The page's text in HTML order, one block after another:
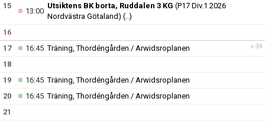
15
13:00
Utsiktens BK borta, Ruddalen 3 KG (P17 Div.1 2026
Nordvästra Götaland) (..)
16
v.34
17 16:45Träning, Thordéngården / Arwidsroplanen
18
19
16:45Träning, Thordéngården / Arwidsroplanen
20
16:45Träning, Thordéngården / Arwidsroplanen
21